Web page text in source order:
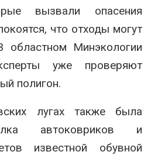
вызвали опасения
что отходы могут
областном Минэкологии
уже проверяют
полигон.
лугах также была
автоковриков и
известной обувной